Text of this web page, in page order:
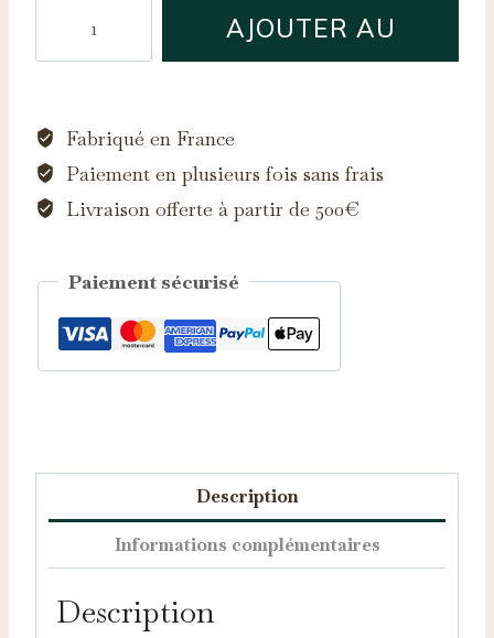
Saphir
d'Auvergne
AJOUTER AU
Fabriqué en France
Paiement en plusieurs fois sans frais
Livraison offerte à partir de 500€
Paiement sécurisé
Description
Informations complémentaires
Description